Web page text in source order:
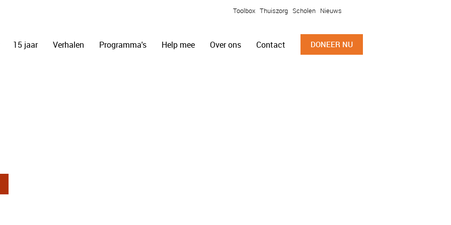
Toolbox Thuiszorg Scholen Nieuws
15 jaar Verhalen Programma's Help mee Over ons Contact DONEER NU